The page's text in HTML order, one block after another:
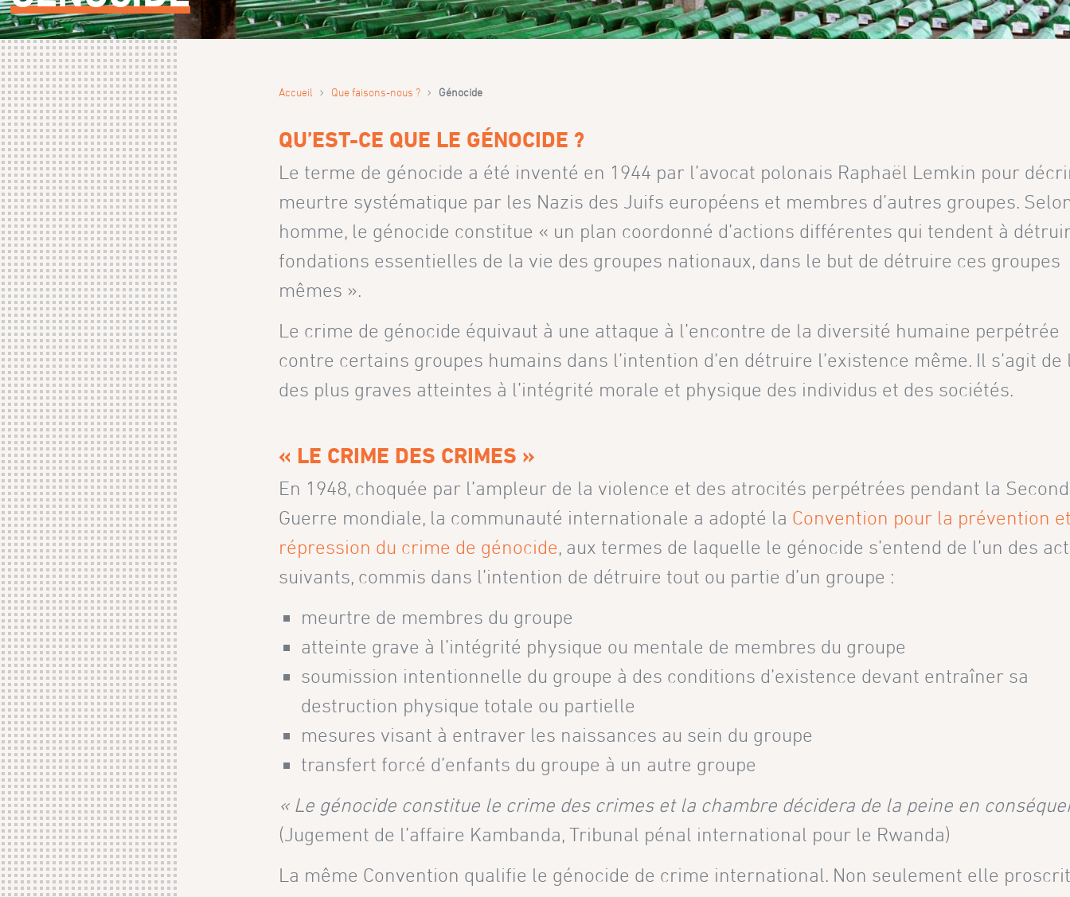
Accueil › Que faisons-nous ? › Génocide
QU’EST-CE QUE LE GÉNOCIDE ?
Le terme de génocide a été inventé en 1944 par l’avocat polonais Raphaël Lemkin pour
meurtre systématique par les Nazis des Juifs européens et membres d’autres groupes.
homme, le génocide constitue « un plan coordonné d’actions différentes qui tendent à
fondations essentielles de la vie des groupes nationaux, dans le but de détruire ces groupes
mêmes ».
Le crime de génocide équivaut à une attaque à l’encontre de la diversité humaine perpétrée
contre certains groupes humains dans l’intention d’en détruire l’existence même. Il s’agit de
des plus graves atteintes à l’intégrité morale et physique des individus et des sociétés.
« LE CRIME DES CRIMES »
En 1948, choquée par l’ampleur de la violence et des atrocités perpétrées pendant la
Guerre mondiale, la communauté internationale a adopté la Convention pour la prévention
répression du crime de génocide, aux termes de laquelle le génocide s’entend de l’un des
suivants, commis dans l’intention de détruire tout ou partie d’un groupe :
meurtre de membres du groupe
atteinte grave à l’intégrité physique ou mentale de membres du groupe
soumission intentionnelle du groupe à des conditions d’existence devant entraîner sa
destruction physique totale ou partielle
mesures visant à entraver les naissances au sein du groupe
transfert forcé d’enfants du groupe à un autre groupe
« Le génocide constitue le crime des crimes et la chambre décidera de la peine en
(Jugement de l’affaire Kambanda, Tribunal pénal international pour le Rwanda)
La même Convention qualifie le génocide de crime international. Non seulement elle